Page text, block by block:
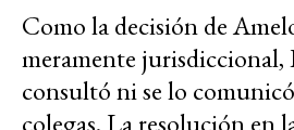
Como la decisión de
meramente jurisdiccional,
consultó ni se lo
colegas. La resolución en